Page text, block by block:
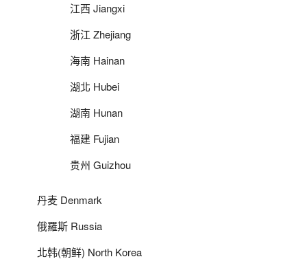
江西 Jiangxi
浙江 Zhejiang
海南 Hainan
湖北 Hubei
湖南 Hunan
福建 Fujian
贵州 Guizhou
丹麦 Denmark
俄羅斯 Russia
北韩(朝鲜) North Korea